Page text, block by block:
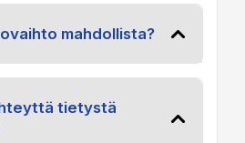
mahdollista?
tietystä